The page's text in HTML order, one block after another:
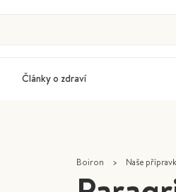
Články o zdraví
Boiron > Naše